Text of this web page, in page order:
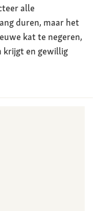
alle
duren, maar het
kat te negeren,
krijgt en gewillig